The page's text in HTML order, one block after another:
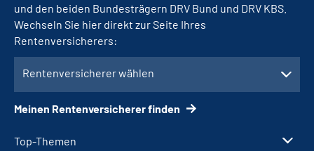
Top-Themen
und den beiden Bundesträgern DRV Bund und DRV KBS.
Wechseln Sie hier direkt zur Seite Ihres
Rentenversicherers:
Rentenversicherer wählen
Meinen Rentenversicherer finden